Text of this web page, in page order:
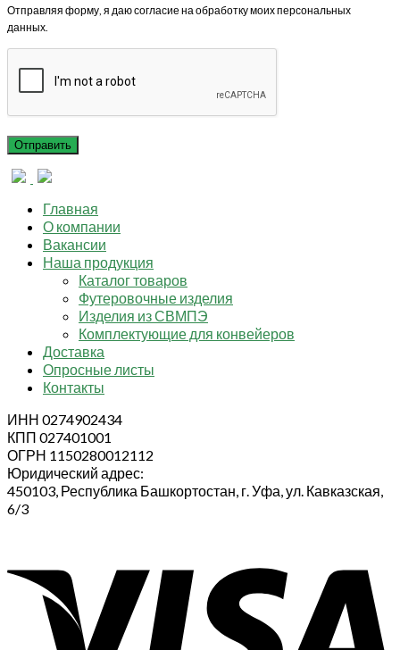
Отправляя форму, я даю согласие на обработку моих персональных
данных.
Главная
О компании
Вакансии
Наша продукция
Каталог товаров
Футеровочные изделия
Изделия из СВМПЭ
Комплектующие для конвейеров
Доставка
Опросные листы
Контакты
ИНН 0274902434
КПП 027401001
ОГРН 1150280012112
Юридический адрес:
450103, Республика Башкортостан, г. Уфа, ул. Кавказская,
6/3